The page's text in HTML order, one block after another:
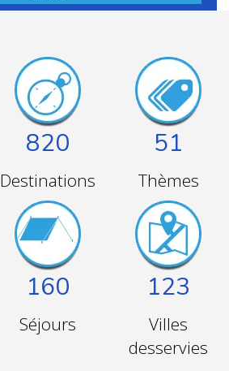
820
Destinations
51
Thèmes
160
Séjours
123
Villes
desservies